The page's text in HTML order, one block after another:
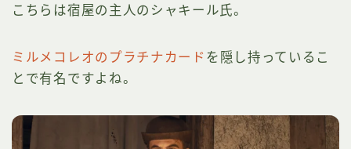
こちらは宿屋の主人のシャキール氏。
ミルメコレオのプラチナカード を隠し持っているこ
とで有名ですよね。